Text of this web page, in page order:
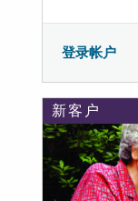
登录帐户
新客户